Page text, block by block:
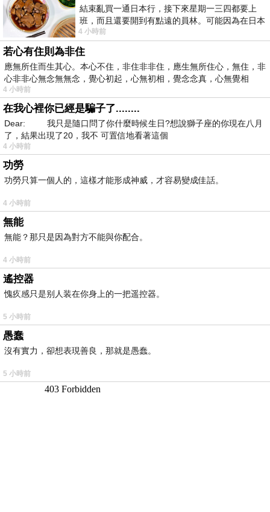
結束亂買一通日本行，接下來星期一三四都要上
班，而且還要開到有點遠的員林。可能因為在日本
花不少錢，星期一出門上班時，心裡沒有一
4 小時前
若心有住則為非住
應無所住而生其心。本心不住，非住非非住，應生無所住心，無住，非
心非非心無念無無念，覺心初起，心無初相，覺念念真，心無覺相
4 小時前
在我心裡你已經是騙子了........
Dear: 我只是隨口問了你什麼時候生日?想說獅子座的你現在八月
了，結果出現了20，我不 可置信地看著這個
4 小時前
功勞
功勞只算一個人的，這樣才能形成神威，才容易變成佳話。
4 小時前
無能
無能？那只是因為對方不能與你配合。
4 小時前
遙控器
愧疚感只是别人装在你身上的一把遥控器。
5 小時前
愚蠢
沒有實力，卻想表現善良，那就是愚蠢。
5 小時前